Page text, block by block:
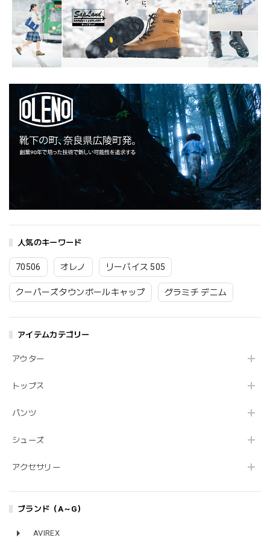
人気のキーワード
70506 オレノ リーバイス 505
クーパーズタウンボールキャップ グラミチ デニム
アイテムカテゴリー
アウター
トップス
パンツ
シューズ
アクセサリー
ブランド（A～G）
AVIREX